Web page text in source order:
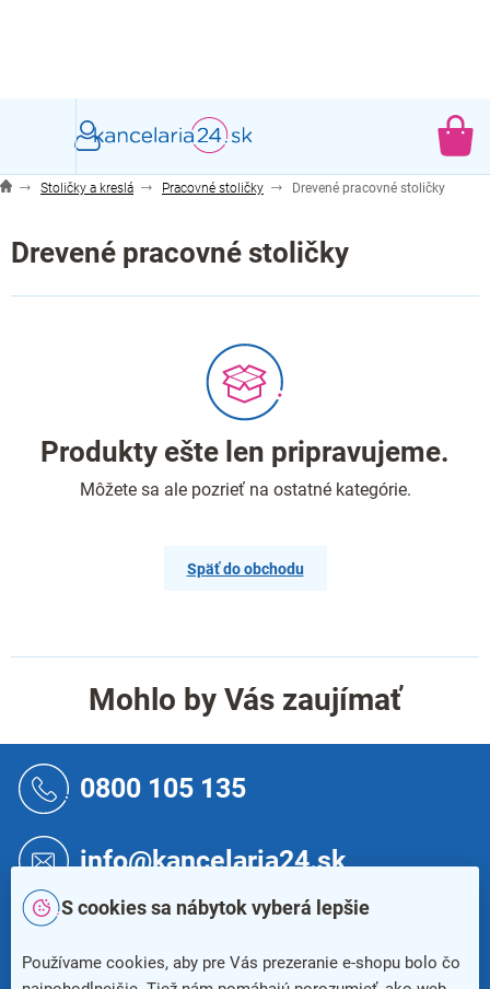
S cookies sa nábytok vyberá lepšie
Používame cookies, aby pre Vás prezeranie e-shopu bolo čo
Stoličky a kreslá Pracovné stoličky Drevené pracovné stoličky
Drevené pracovné stoličky
Produkty ešte len pripravujeme.
Môžete sa ale pozrieť na ostatné kategórie.
Späť do obchodu
Mohlo by Vás zaujímať
0800 105 135
info@kancelaria24.sk
Newsletter